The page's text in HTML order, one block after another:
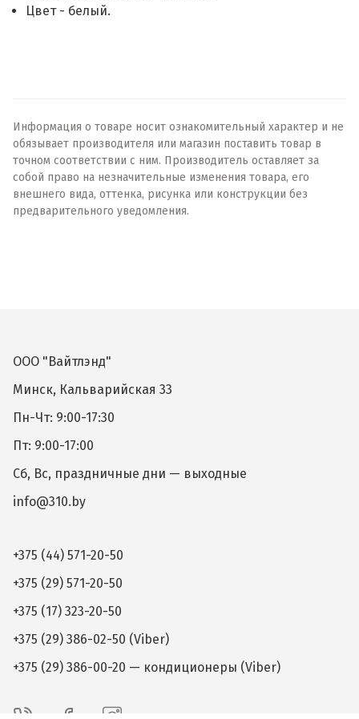
Цвет - белый.
Информация о товаре носит ознакомительный характер и не
обязывает производителя или магазин поставить товар в
точном соответствии с ним. Производитель оставляет за
собой право на незначительные изменения товара, его
внешнего вида, оттенка, рисунка или конструкции без
предварительного уведомления.
ООО "Вайтлэнд"
Минск, Кальварийская 33
Пн-Чт: 9:00-17:30
Пт: 9:00-17:00
Сб, Вс, праздничные дни — выходные
info@310.by
+375 (44) 571-20-50
+375 (29) 571-20-50
+375 (17) 323-20-50
+375 (29) 386-02-50 (Viber)
+375 (29) 386-00-20 — кондиционеры (Viber)